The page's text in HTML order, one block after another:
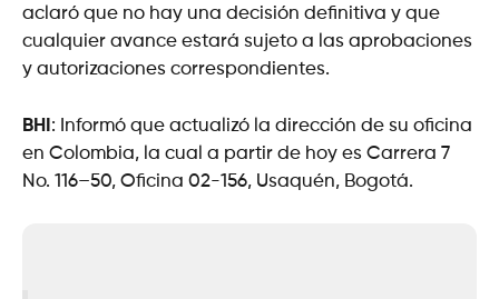
aclaró que no hay una decisión definitiva y que
cualquier avance estará sujeto a las aprobaciones
y autorizaciones correspondientes.
BHI : Informó que actualizó la dirección de su oficina
en Colombia, la cual a partir de hoy es Carrera 7
No. 116–50, Oficina 02-156, Usaquén, Bogotá.